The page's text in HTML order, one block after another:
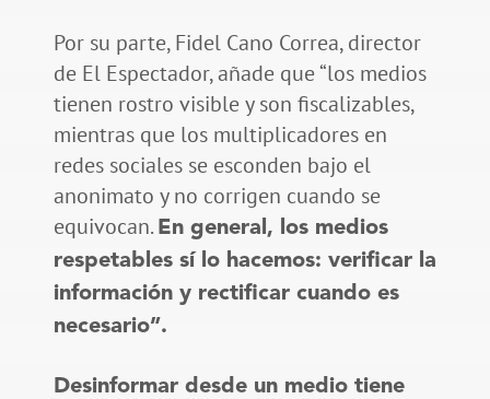
Por su parte, Fidel Cano Correa, director
de El Espectador, añade que “los medios
tienen rostro visible y son fiscalizables,
mientras que los multiplicadores en
redes sociales se esconden bajo el
anonimato y no corrigen cuando se
equivocan. En general, los medios
respetables sí lo hacemos: verificar la
información y rectificar cuando es
necesario”.
Desinformar desde un medio tiene